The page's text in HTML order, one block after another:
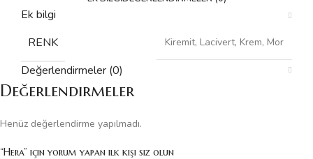
Ek bilgi
RENK
Kiremit, Lacivert, Krem, Mor
Değerlendirmeler (0)
Değerlendirmeler
Henüz değerlendirme yapılmadı.
“Hera” için yorum yapan ilk kişi siz olun